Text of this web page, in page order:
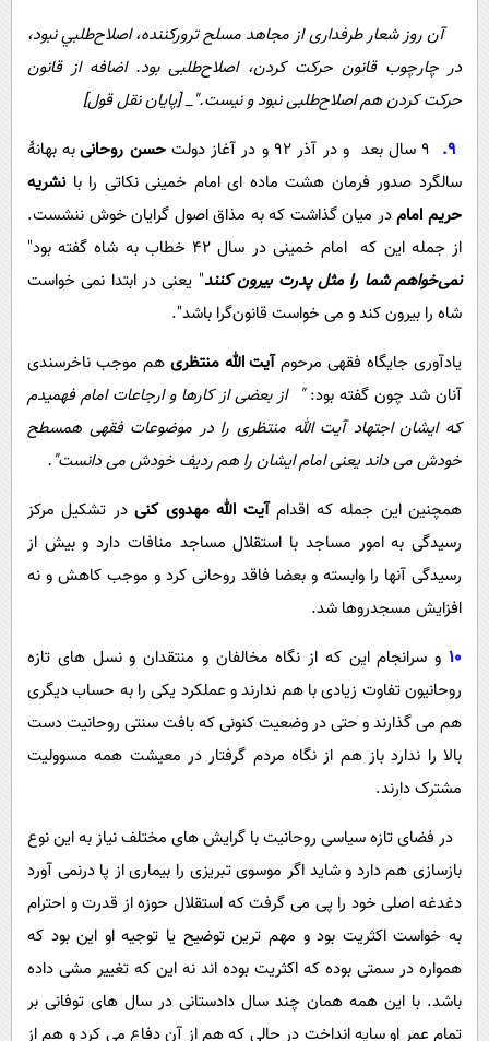
آن روز شعار طرفداری از مجاهد مسلح تروركننده، اصلاح‌طلبي نبود،
در چارچوب قانون حركت كردن، اصلاح‌طلبی بود. اضافه از قانون
حركت كردن هم اصلاح‌طلبی نبود و نيست."_ [پایان نقل قول]
حسن روحانیبه بهانۀ
سالگرد صدور فرمان هشت ماده ای امام خمینی نکاتی را با نشریه
حریم امامدر میان گذاشت که به مذاق اصول گرایان خوش ننشست.
از جمله این که امام خمینی در سال 42 خطاب به شاه گفته بود"
نمی‌خواهم شما را مثل پدرت بیرون کنند" یعنی در ابتدا نمی خواست
شاه را بیرون کند و می خواست قانون‌گرا باشد".
یادآوری جایگاه فقهی مرحومآیت الله منتظری هم موجب ناخرسندی
آنان شد چون گفته بود:" ‌ از بعضی از کارها و ارجاعات امام فهمیدم
که ایشان اجتهاد آیت الله منتظری را در موضوعات فقهی همسطح
خودش می داند یعنی امام ایشان را هم ردیف خودش می دانست".
همچنین این جمله که اقدامآیت الله مهدوی کنیدر تشکیل مرکز
رسیدگی به امور مساجد با استقلال مساجد منافات دارد و بیش از
رسیدگی آنها را وابسته و بعضا فاقد روحانی کرد و موجب کاهش و نه
افزایش مسجدروها شد.
10 و سرانجام این که از نگاه مخالفان و منتقدان و نسل های تازه
روحانیون تفاوت زیادی با هم ندارند و عملکرد یکی را به حساب دیگری
هم می گذارند و حتی در وضعیت کنونی که بافت سنتی روحانیت دست
بالا را ندارد باز هم از نگاه مردم گرفتار در معیشت همه مسوولیت
مشترک دارند.
در فضای تازه سیاسی روحانیت با گرایش های مختلف نیاز به این نوع
بازسازی هم دارد و شاید اگر موسوی تبریزی را بیماری از پا درنمی آورد
دغدغه اصلی خود را پی می گرفت که استقلال حوزه از قدرت و احترام
به خواست اکثریت بود و مهم ترین توضیح یا توجیه او این بود که
همواره در سمتی بوده که اکثریت بوده اند نه این که تغییر مشی داده
باشد. با این همه همان چند سال دادستانی در سال های توفانی بر
تمام عمر او سایه انداخت در حالی که هم از آن دفاع می کرد و هم از